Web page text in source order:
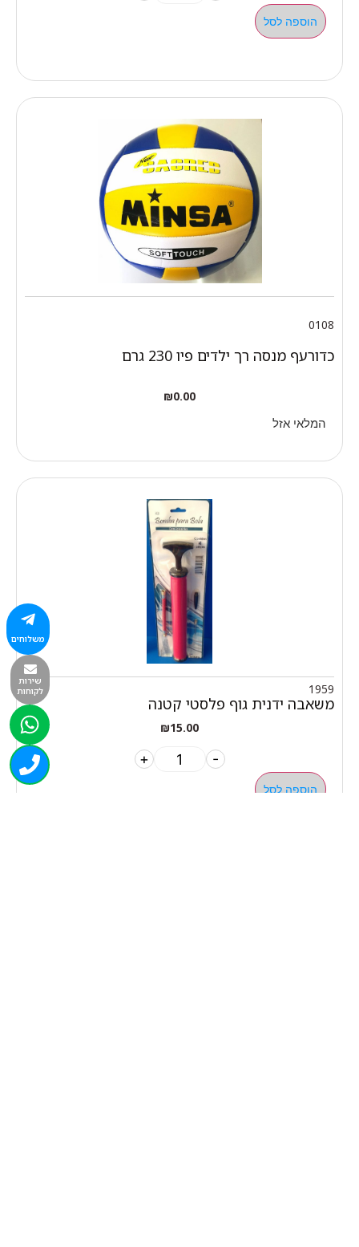
הוספה לסל
0108
כדורעף מנסה רך ילדים פיו 230 גרם
₪0.00
המלאי אזל
1959
משאבה ידנית גוף פלסטי קטנה
₪15.00
-
+
הוספה לסל
משלוחים
שירות
לקוחות